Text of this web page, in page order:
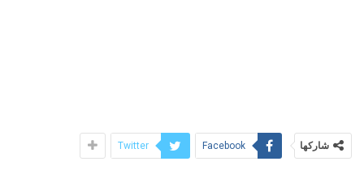
شاركها Facebook
Twitter